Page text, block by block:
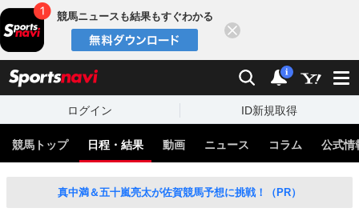
競馬ニュースも結果もすぐわかる
検索 通知
i
ログイン ID新規取得
競馬トップ 日程・結果 動画 ニュース コラム 公式情
真中満＆五十嵐亮太が佐賀競馬予想に挑戦！（PR）